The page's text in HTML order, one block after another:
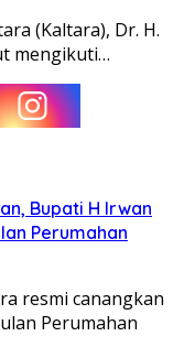
(Kaltara), Dr. H.
mengikuti…
Bupati H Irwan
Perumahan
resmi canangkan
Perumahan